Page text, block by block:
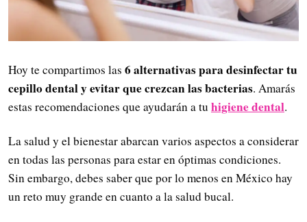
Hoy te compartimos las 6 alternativas para desinfectar tu
cepillo dental y evitar que crezcan las bacterias. Amarás
estas recomendaciones que ayudarán a tu higiene dental.
La salud y el bienestar abarcan varios aspectos a considerar
en todas las personas para estar en óptimas condiciones.
Sin embargo, debes saber que por lo menos en México hay
un reto muy grande en cuanto a la salud bucal.